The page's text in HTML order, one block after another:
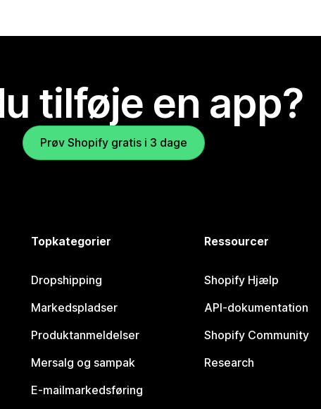
tilføje en app?
Prøv Shopify gratis i 3 dage
Topkategorier
Dropshipping
Markedspladser
Produktanmeldelser
Mersalg og sampak
E-mailmarkedsføring
Ressourcer
Shopify Hjælp
API-dokumentation
Shopify Community
Research